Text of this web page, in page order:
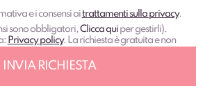
e i consensi aitrattamenti sulla privacy.
sono obbligatori, Clicca quiper gestirli).
Privacy policy. La richiesta è gratuita e non